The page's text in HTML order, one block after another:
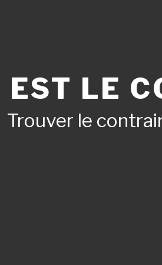
EST LE
Trouver le